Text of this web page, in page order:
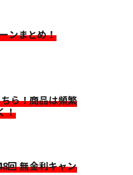
ンまとめ！
ら！商品は頻繁
！
回 無金利キャン